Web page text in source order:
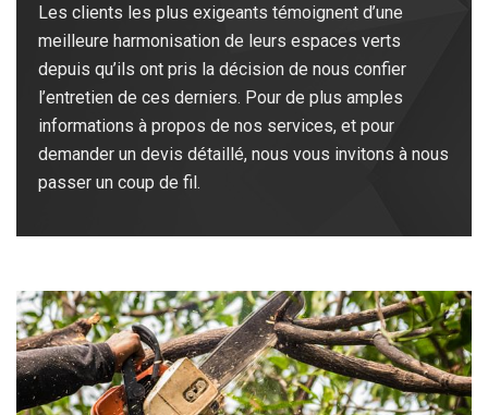
Les clients les plus exigeants témoignent d’une
meilleure harmonisation de leurs espaces verts
depuis qu’ils ont pris la décision de nous confier
l’entretien de ces derniers. Pour de plus amples
informations à propos de nos services, et pour
demander un devis détaillé, nous vous invitons à nous
passer un coup de fil.